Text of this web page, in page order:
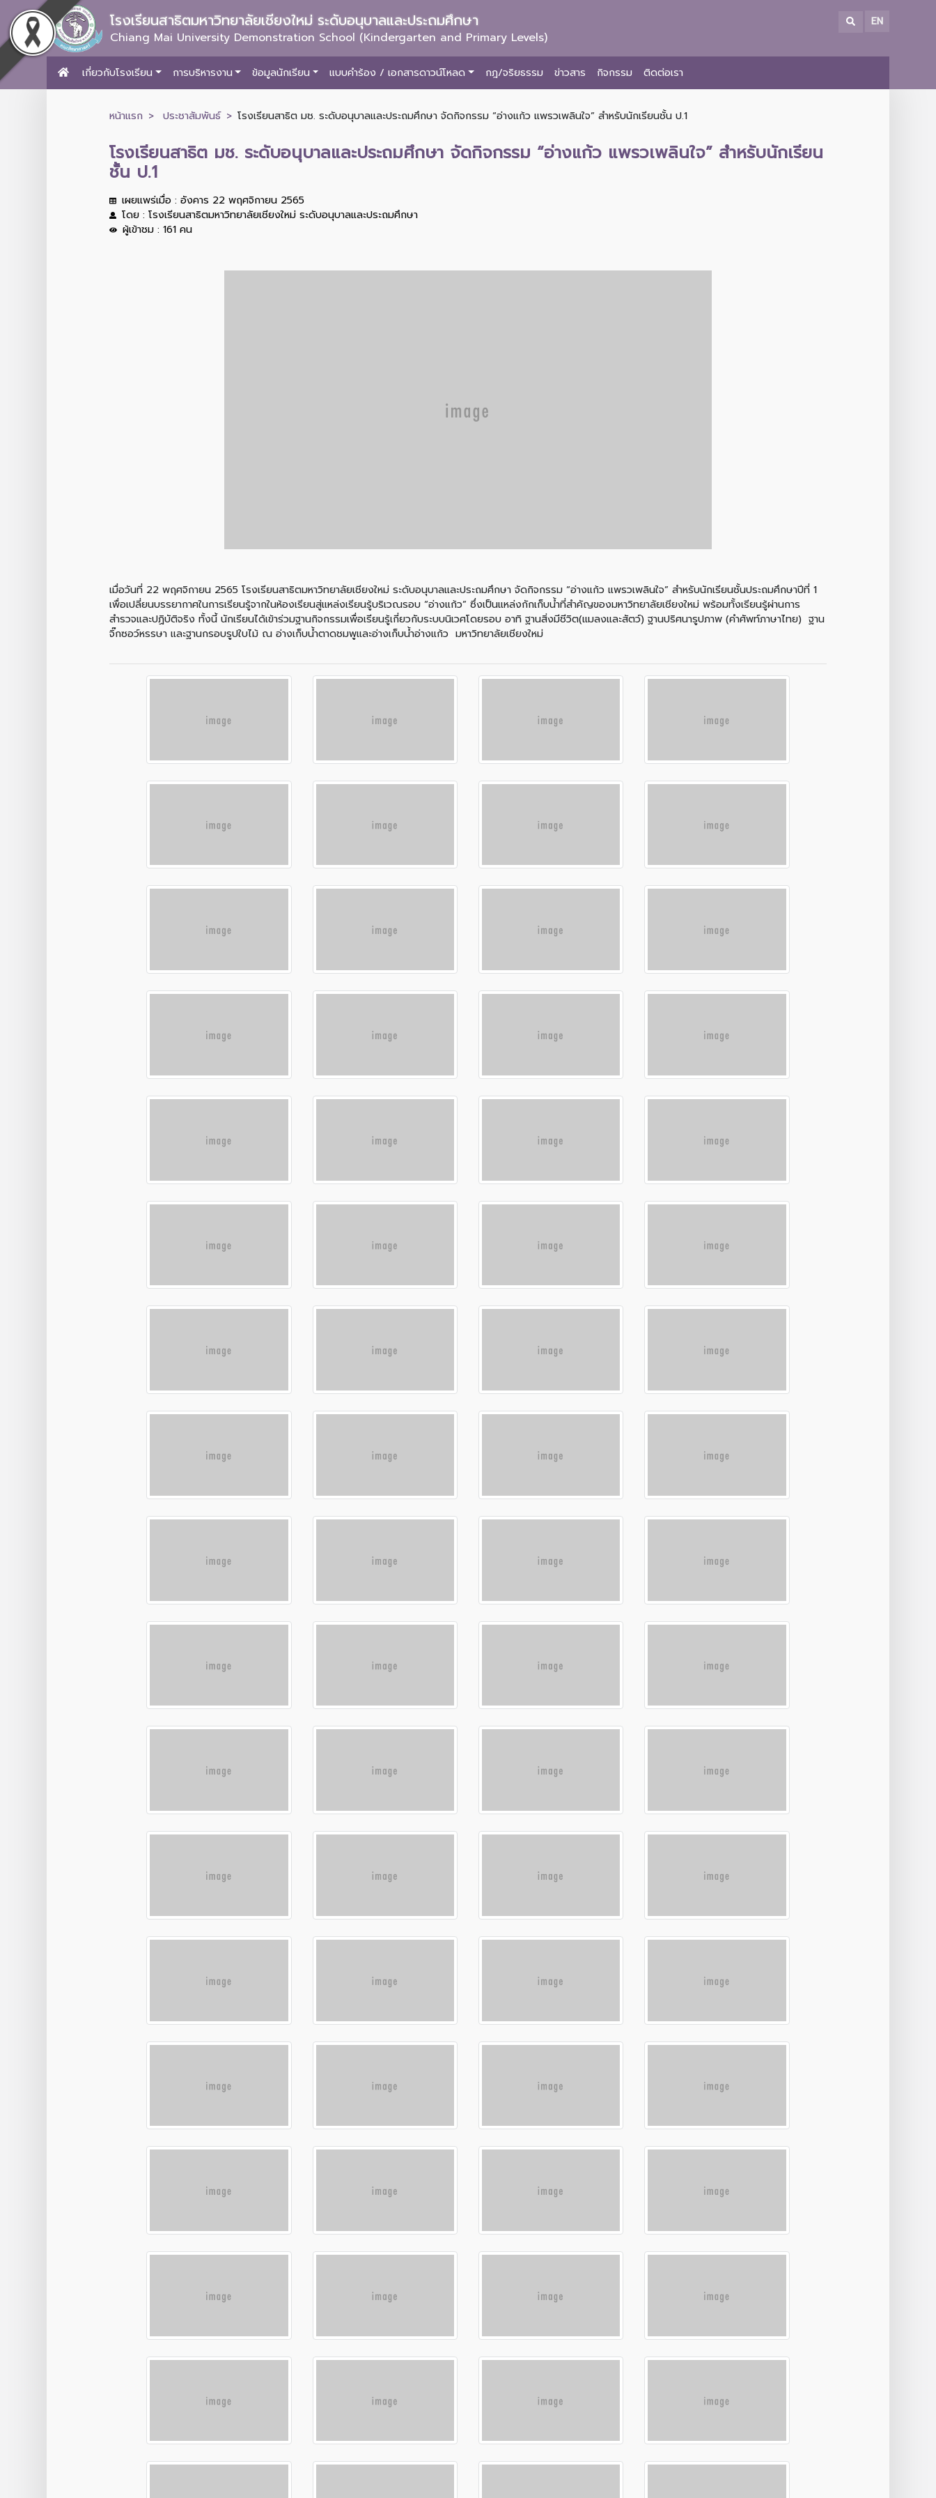
โรงเรียนสาธิตมหาวิทยาลัยเชียงใหม่ ระดับอนุบาลและประถมศึกษา
Chiang Mai University Demonstration School (Kindergarten and Primary Levels)
EN
เกี่ยวกับโรงเรียน การบริหารงาน ข้อมูลนักเรียน แบบคำร้อง / เอกสารดาวน์โหลด กฎ/จริยธรรม ข่าวสาร กิจกรรม ติดต่อเรา
หน้าแรก ประชาสัมพันธ์ โรงเรียนสาธิต มช. ระดับอนุบาลและประถมศึกษา จัดกิจกรรม “อ่างแก้ว แพรวเพลินใจ” สำหรับนักเรียนชั้น ป.1
โรงเรียนสาธิต มช. ระดับอนุบาลและประถมศึกษา จัดกิจกรรม “อ่างแก้ว แพรวเพลินใจ” สำหรับนักเรียน
ชั้น ป.1
เผยแพร่เมื่อ : อังคาร 22 พฤศจิกายน 2565
โดย : โรงเรียนสาธิตมหาวิทยาลัยเชียงใหม่ ระดับอนุบาลและประถมศึกษา
ผู้เข้าชม : 161 คน
เมื่อวันที่ 22 พฤศจิกายน 2565 โรงเรียนสาธิตมหาวิทยาลัยเชียงใหม่ ระดับอนุบาลและประถมศึกษา จัดกิจกรรม “อ่างแก้ว แพรวเพลินใจ” สำหรับนักเรียนชั้นประถมศึกษาปีที่ 1
เพื่อเปลี่ยนบรรยากาศในการเรียนรู้จากในห้องเรียนสู่แหล่งเรียนรู้บริเวณรอบ “อ่างแก้ว” ซึ่งเป็นแหล่งกักเก็บน้ำที่สำคัญของมหาวิทยาลัยเชียงใหม่ พร้อมทั้งเรียนรู้ผ่านการ
สำรวจและปฏิบัติจริง ทั้งนี้ นักเรียนได้เข้าร่วมฐานกิจกรรมเพื่อเรียนรู้เกี่ยวกับระบบนิเวศโดยรอบ อาทิ ฐานสิ่งมีชีวิต(แมลงและสัตว์) ฐานปริศนารูปภาพ (คำศัพท์ภาษาไทย) ฐาน
จิ๊กซอว์หรรษา และฐานกรอบรูปใบไม้ ณ อ่างเก็บน้ำตาดชมพูและอ่างเก็บน้ำอ่างแก้ว มหาวิทยาลัยเชียงใหม่